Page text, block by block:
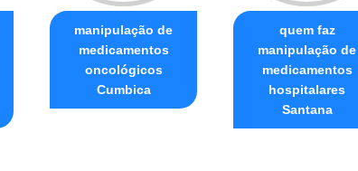
manipulação de
medicamentos
oncológicos
Cumbica
quem faz
manipulação de
medicamentos
hospitalares
Santana